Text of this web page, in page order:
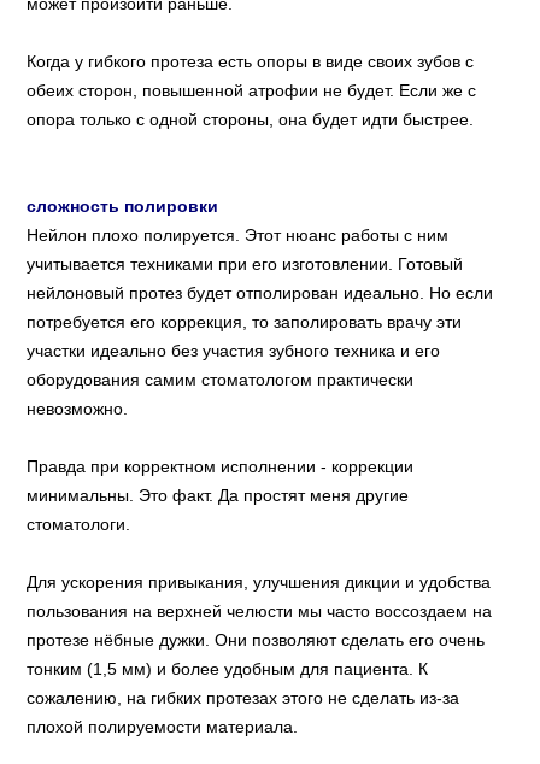
Когда у гибкого протеза есть опоры в виде своих зубов с
обеих сторон, повышенной атрофии не будет. Если же с
опора только с одной стороны, она будет идти быстрее.
сложность полировки
Нейлон плохо полируется. Этот нюанс работы с ним
учитывается техниками при его изготовлении. Готовый
нейлоновый протез будет отполирован идеально. Но если
потребуется его коррекция, то заполировать врачу эти
участки идеально без участия зубного техника и его
оборудования самим стоматологом практически
невозможно.
Правда при корректном исполнении - коррекции
минимальны. Это факт. Да простят меня другие
стоматологи.
Для ускорения привыкания, улучшения дикции и удобства
пользования на верхней челюсти мы часто воссоздаем на
протезе нёбные дужки. Они позволяют сделать его очень
тонким (1,5 мм) и более удобным для пациента. К
сожалению, на гибких протезах этого не сделать из-за
плохой полируемости материала.